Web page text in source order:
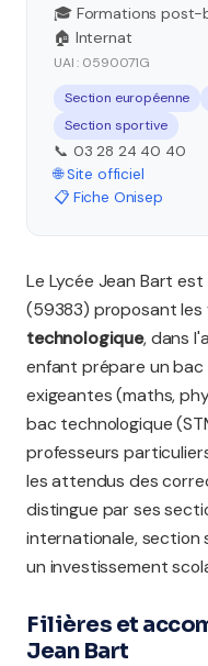
🎓 Formations post-
🏠 Internat
UAI : 0590071G
Section européenne
Section sportive
📞 03 28 24 40 40
🌐 Site officiel
📋 Fiche Onisep
Le Lycée Jean Bart
(59383) proposant les
technologique, dans
enfant prépare un bac
exigeantes (maths,
bac technologique
professeurs
les attendus des
distingue par ses
internationale, section
un investissement
Filières et
Jean Bart